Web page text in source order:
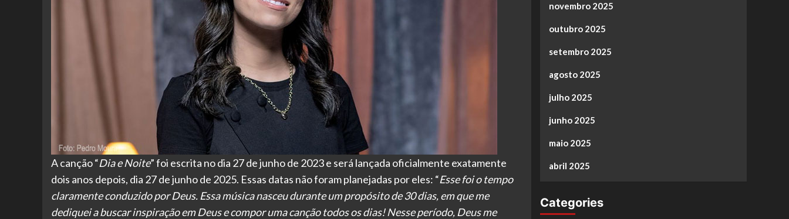
A canção “Dia e Noite” foi escrita no dia 27 de junho de 2023 e será lançada oficialmente exatamente
dois anos depois, dia 27 de junho de 2025. Essas datas não foram planejadas por eles: “Esse foi o tempo
claramente conduzido por Deus. Essa música nasceu durante um propósito de 30 dias, em que me
dediquei a buscar inspiração em Deus e compor uma canção todos os dias! Nesse período, Deus me
novembro 2025
outubro 2025
setembro 2025
agosto 2025
julho 2025
junho 2025
maio 2025
abril 2025
Categories